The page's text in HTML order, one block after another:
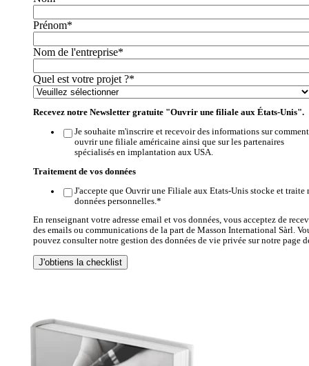
Prénom*
Nom de l'entreprise*
Quel est votre projet ?*
Recevez notre Newsletter gratuite "Ouvrir une filiale aux États-Unis".
Je souhaite m'inscrire et recevoir des informations sur comment
ouvrir une filiale américaine ainsi que sur les partenaires
spécialisés en implantation aux USA.
Traitement de vos données
J'accepte que Ouvrir une Filiale aux Etats-Unis stocke et traite
données personnelles. *
En renseignant votre adresse email et vos données, vous acceptez de
des emails ou communications de la part de Masson International Sàrl.
pouvez consulter notre gestion des données de vie privée sur notre page